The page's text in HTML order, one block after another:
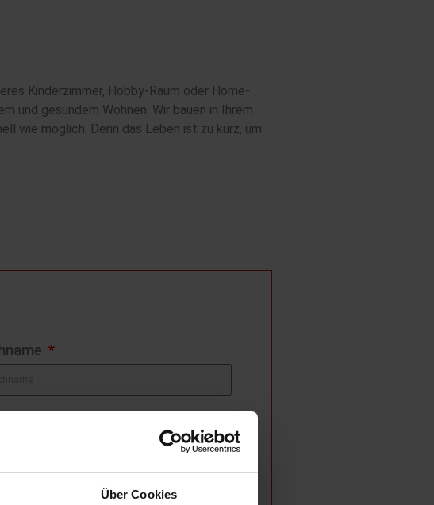
Über Cookies
Kinderzimmer, Hobby-Raum oder Home-
und gesundem Wohnen. Wir bauen in Ihrem
wie möglich. Denn das Leben ist zu kurz, um